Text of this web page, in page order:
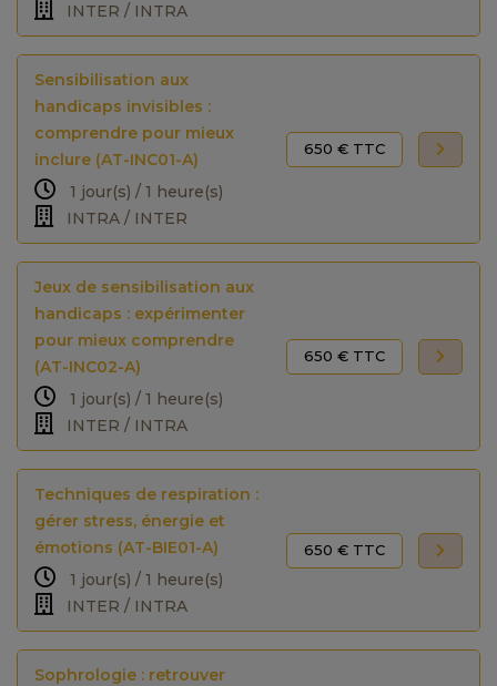
INTER / INTRA
Sensibilisation aux
handicaps invisibles :
comprendre pour mieux
inclure (AT-INC01-A)
1 jour(s) / 1 heure(s)
INTRA / INTER
650 € TTC
Jeux de sensibilisation aux
handicaps : expérimenter
pour mieux comprendre
(AT-INC02-A)
1 jour(s) / 1 heure(s)
INTER / INTRA
650 € TTC
Techniques de respiration :
gérer stress, énergie et
émotions (AT-BIE01-A)
1 jour(s) / 1 heure(s)
INTER / INTRA
650 € TTC
Sophrologie : retrouver